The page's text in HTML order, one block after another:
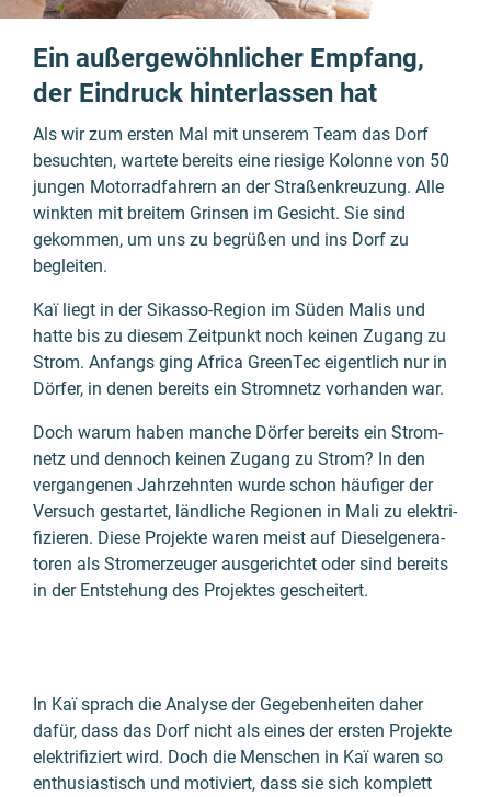
Ein außerge­wöhnlicher Empfang,
der Eindruck hinter­lassen hat
Als wir zum ersten Mal mit unserem Team das Dorf
besuch­ten, wartete bereits eine riesige Kolonne von 50
jungen Motor­rad­fahrern an der Straßen­kreuzung. Alle
winkten mit breitem Grinsen im Gesicht. Sie sind
gekommen, um uns zu begrüßen und ins Dorf zu
beglei­ten.
Kaïliegt in der Sikasso-Region im Süden Malis und
hatte bis zu diesem Zeit­punkt noch keinen Zugang zu
Strom. Anfangs ging Africa GreenTec eigent­lich nur in
Dörfer, in denen bereits ein Strom­netz vorhan­den war.
Doch warum haben manche Dörfer bereits ein Strom­
netz und dennoch keinen Zugang zu Strom? In den
vergan­ge­nen Jahr­zehn­ten wurde schon häufiger der
Versuch gestartet, länd­liche Regio­nen in Mali zu elektri­
fizieren. Diese Projekte waren meist auf Diesel­genera­
toren als Strom­er­zeuger ausge­richtet oder sind bereits
in der Entstehung des Projektes geschei­tert.
In Kaï sprach die Analyse der Gegebenheiten daher
dafür, dass das Dorf nicht als eines der ersten Projekte
elektrifiziert wird. Doch die Menschen in Kaï waren so
enthusiastisch und motiviert, dass sie sich komplett